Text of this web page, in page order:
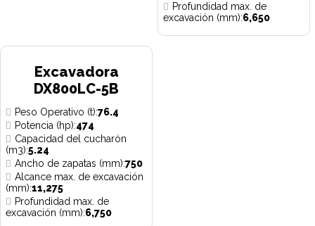
Profundidad max. de
excavación (mm):6,650
Excavadora
DX800LC-5B
Peso Operativo (t):76.4
Potencia (hp):474
Capacidad del cucharón
(m3):5.24
Ancho de zapatas (mm):750
Alcance max. de excavación
(mm):11,275
Profundidad max. de
excavación (mm):6,750